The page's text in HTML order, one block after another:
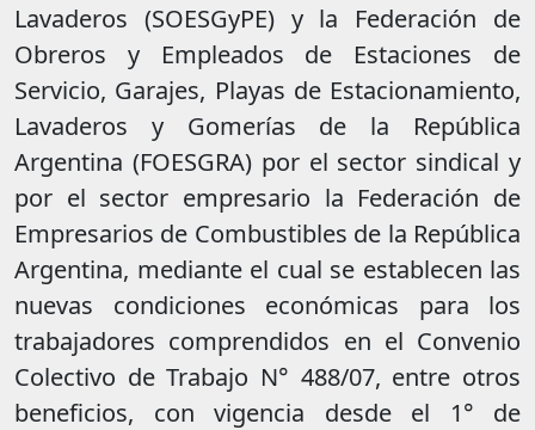
Lavaderos (SOESGyPE) y la Federación de
Obreros y Empleados de Estaciones de
Servicio, Garajes, Playas de Estacionamiento,
Lavaderos y Gomerías de la República
Argentina (FOESGRA) por el sector sindical y
por el sector empresario la Federación de
Empresarios de Combustibles de la República
Argentina, mediante el cual se establecen las
nuevas condiciones económicas para los
trabajadores comprendidos en el Convenio
Colectivo de Trabajo N° 488/07, entre otros
beneficios, con vigencia desde el 1° de